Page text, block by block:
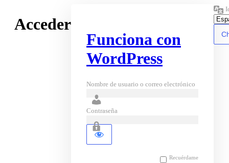
Acceder
Funciona con
WordPress
Nombre de usuario o correo electrónico
Contraseña
Recuérdame